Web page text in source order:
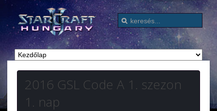
2016 GSL Code A 1. szezon
1. nap